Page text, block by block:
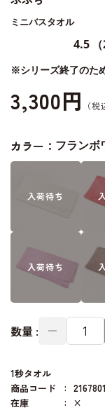
ミニバスタオル
4.5
※シリーズ終了のた
3,300円
カラー： フランボ
入荷待ち
入荷待ち
数量 :
1秒タオル
商品コード
在庫
×